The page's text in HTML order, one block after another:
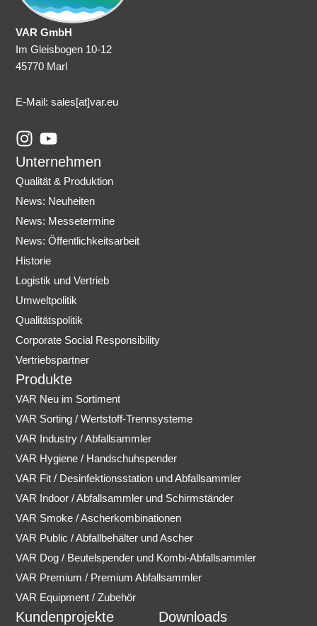
VAR GmbH
Im Gleisbogen 10-12
45770 Marl
E-Mail: sales[at]var.eu
I
n
s
t
a
g
r
a
m
Y
o
u
t
u
b
e
Unternehmen
Qualität & Produktion
News: Neuheiten
News: Messetermine
News: Öffentlichkeitsarbeit
Historie
Logistik und Vertrieb
Umweltpolitik
Qualitätspolitik
Corporate Social Responsibility
Vertriebspartner
Produkte
VAR Neu im Sortiment
VAR Sorting / Wertstoff-Trennsysteme
VAR Industry / Abfallsammler
VAR Hygiene / Handschuhspender
VAR Fit / Desinfektionsstation und Abfallsammler
VAR Indoor / Abfallsammler und Schirmständer
VAR Smoke / Ascherkombinationen
VAR Public / Abfallbehälter und Ascher
VAR Dog / Beutelspender und Kombi-Abfallsammler
VAR Premium / Premium Abfallsammler
VAR Equipment / Zubehör
Kundenprojekte Downloads